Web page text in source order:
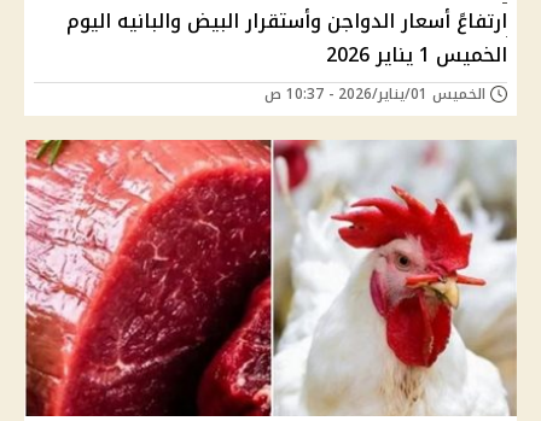
ارتفاعً أسعار الدواجن وأستقرار البيض والبانيه اليوم
الخميس 1 يناير 2026
الخميس 01/يناير/2026 - 10:37 ص